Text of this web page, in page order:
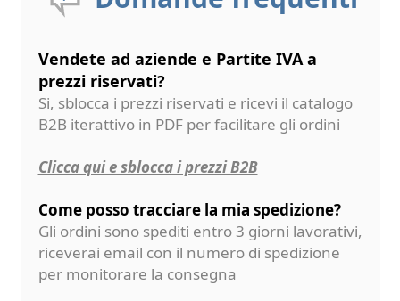
Vendete ad aziende e Partite IVA a
prezzi riservati?
Si, sblocca i prezzi riservati e ricevi il catalogo
B2B iterattivo in PDF per facilitare gli ordini
Clicca qui e sblocca i prezzi B2B
Come posso tracciare la mia spedizione?
Gli ordini sono spediti entro 3 giorni lavorativi,
riceverai email con il numero di spedizione
per monitorare la consegna